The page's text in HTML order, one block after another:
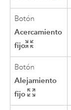
Botón
Acercamiento
fijo
Botón
Alejamiento
fijo